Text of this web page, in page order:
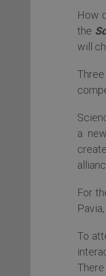
How
the
will
a
For
To